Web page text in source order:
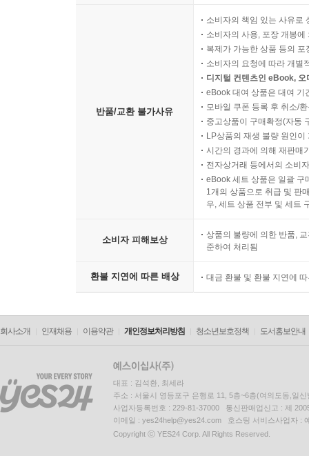
반품/교환 불가사유
소비자의 책임 있는 사유로
소비자의 사용, 포장 개봉
복제가 가능한 상품 등의
소비자의 요청에 따라 개별
디지털 컨텐츠인 eBook,
eBook 대여 상품은 대여 기
모바일 쿠폰 등록 후 취소/
중고상품이 구매확정(자동
LP상품의 재생 불량 원인
시간의 경과에 의해 재판매
전자상거래 등에서의 소비
eBook 세트 상품은 일괄 구
1개의 상품으로 취급 및 판
우, 세트 상품 전부 및 세트
소비자 피해보상
상품의 불량에 의한 반품,
준하여 처리됨
환불 지연에 따른 배상 대금 환불 및 환불 지연에
회사소개 인재채용 이용약관 개인정보처리방침 청소년보호정책 도서홍보안내
대표 : 김석환, 최세라
주소 : 서울시 영등포구 은행로 11, 5층~6층(여의도동,일신
사업자등록번호 : 229-81-37000 통신판매업신고 : 제
이메일 : yes24help@yes24.com 호스팅 서비스사업자 :
Copyright ⓒ YES24 Corp. All Rights Reserved.